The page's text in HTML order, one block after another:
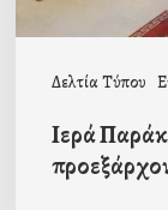
Δελτία Τύπου
Ιερά